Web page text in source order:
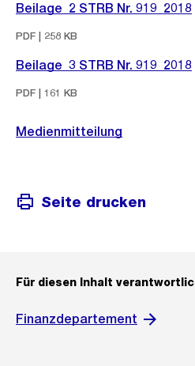
Beilage_2 STRB Nr. 919_2018
PDF | 258 KB
Beilage_3 STRB Nr. 919_2018
PDF | 161 KB
Medienmitteilung
Seite drucken
Für diesen Inhalt
Finanzdepartement